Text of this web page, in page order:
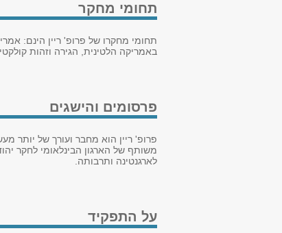
תחומי מחקר
תחומי מחקרו של פרופ' ריין הינם:
באמריקה הלטינית, הגירה וזהות
פרסומים והישגים
פרופ' ריין הוא מחבר ועורך של יותר
משותף של הארגון הבינלאומי לחקר
לארגנטינה ותרבותה.
על התפקיד